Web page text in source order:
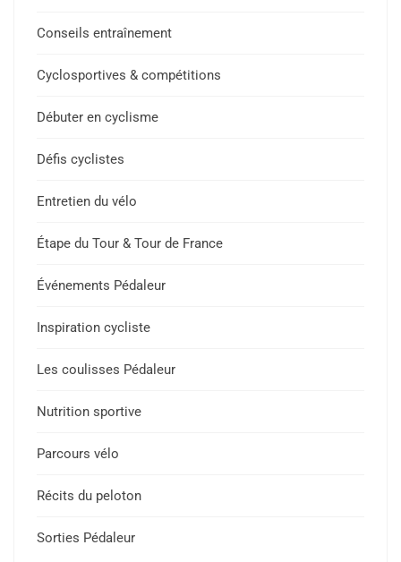
Conseils entraînement
Cyclosportives & compétitions
Débuter en cyclisme
Défis cyclistes
Entretien du vélo
Étape du Tour & Tour de France
Événements Pédaleur
Inspiration cycliste
Les coulisses Pédaleur
Nutrition sportive
Parcours vélo
Récits du peloton
Sorties Pédaleur